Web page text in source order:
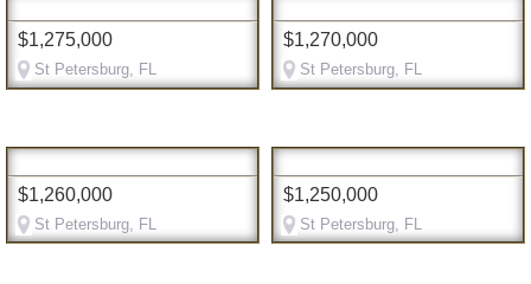
$1,275,000
St Petersburg, FL
$1,270,000
St Petersburg, FL
$1,260,000
St Petersburg, FL
$1,250,000
St Petersburg, FL